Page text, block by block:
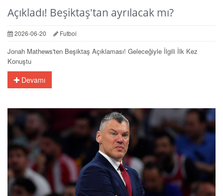
Açıkladı! Beşiktaş'tan ayrılacak mı?
2026-06-20 Futbol
Jonah Mathews'ten Beşiktaş Açıklaması! Geleceğiyle İlgili İlk Kez
Konuştu
Devamı